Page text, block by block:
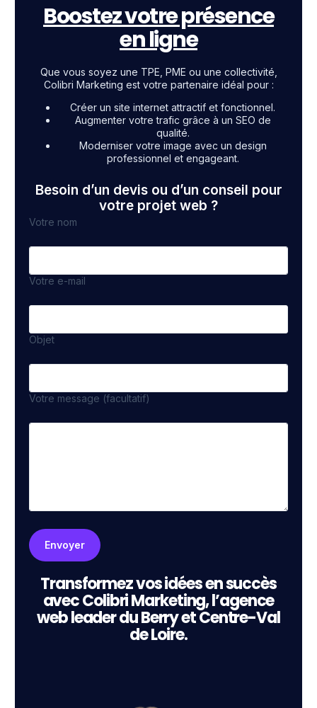
Boostez votre présence
en ligne
Que vous soyez une TPE, PME ou une collectivité,
Colibri Marketing est votre partenaire idéal pour :
Créer un site internet attractif et fonctionnel.
Augmenter votre trafic grâce à un SEO de
qualité.
Moderniser votre image avec un design
professionnel et engageant.
Besoin d’un devis ou d’un conseil pour
votre projet web ?
Votre nom
Votre e-mail
Objet
Votre message (facultatif)
Transformez vos idées en succès
avec Colibri Marketing, l’agence
web leader du Berry et Centre-Val
de Loire.